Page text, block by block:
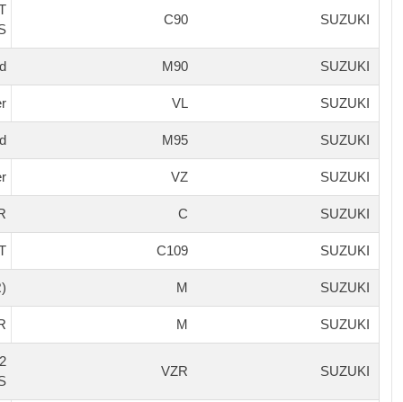
SUZUKI
C90
SUZUKI
M90
SUZUKI
VL
SUZUKI
M95
SUZUKI
VZ
SUZUKI
C
SUZUKI
C109
SUZUKI
M
SUZUKI
M
SUZUKI
VZR